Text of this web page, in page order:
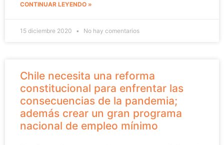
CONTINUAR LEYENDO »
15 diciembre 2020 No hay comentarios
Chile necesita una reforma
constitucional para enfrentar las
consecuencias de la pandemia;
además crear un gran programa
nacional de empleo mínimo